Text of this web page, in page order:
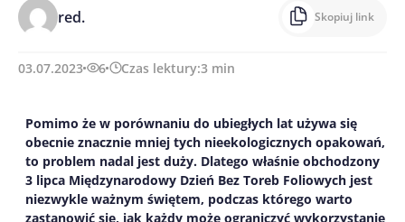
red. Skopiuj link
03.07.2023 6 Czas lektury:3 min
Pomimo że w porównaniu do ubiegłych lat używa się
obecnie znacznie mniej tych nieekologicznych opakowań,
to problem nadal jest duży. Dlatego właśnie obchodzony
3 lipca Międzynarodowy Dzień Bez Toreb Foliowych jest
niezwykle ważnym świętem, podczas którego warto
zastanowić się, jak każdy może ograniczyć wykorzystanie